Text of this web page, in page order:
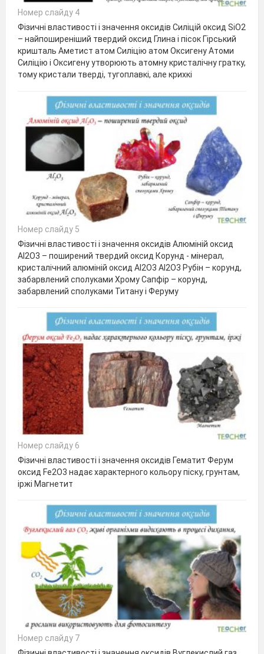
Номер слайду 4
Фізичні властивості і значення оксидів Силіцій оксид SiO2
– найпоширеніший твердий оксид Глина і пісок Гірський
кришталь Аметист атом Силіцію атом Оксигену Атоми
Силіцію і Оксигену утворюють атомну кристалічну гратку,
тому кристали тверді, тугоплавкі, але крихкі
Номер слайду 5
Фізичні властивості і значення оксидів Алюміній оксид
Al2O3 – поширений твердий оксид Корунд - мінерал,
кристалічний алюміній оксид Al2O3 Al2O3 Рубін – корунд,
забарвлений сполуками Хрому Сапфір – корунд,
забарвлений сполуками Титану і Феруму
Номер слайду 6
Фізичні властивості і значення оксидів Гематит Ферум
оксид Fe2O3 надає характерного кольору піску, грунтам,
іржі Магнетит
Номер слайду 7